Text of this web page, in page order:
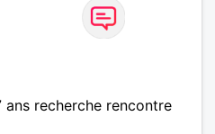
ans recherche rencontre